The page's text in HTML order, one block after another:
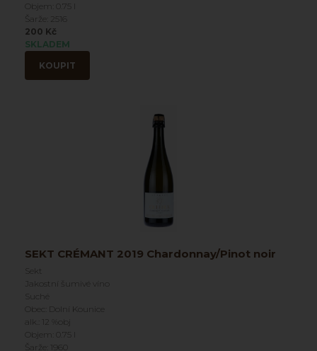
Objem: 0.75 l
Šarže: 2516
200 Kč
SKLADEM
KOUPIT
SEKT CRÉMANT 2019 Chardonnay/Pinot noir
Sekt
Jakostní šumivé víno
Suché
Obec: Dolní Kounice
alk.: 12 %obj
Objem: 0.75 l
Šarže: 1960